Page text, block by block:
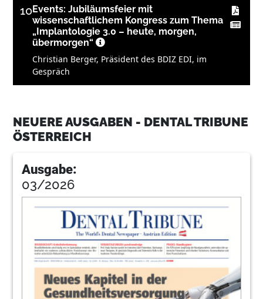
10Events: Jubiläumsfeier mit
wissenschaftlichem Kongress zum Thema
„Implantologie 3.0 – heute, morgen,
übermorgen“
Christian Berger, Präsident des BDIZ EDI, im
Gespräch
13Mehr als nur gesund
14 Industry Report
Redaktion
Reziproke Aufbereitung – Ist die Zeit der
Instrumentenbrüche vorbei?
Dr. Mauro Amato, Universität Basel, Schweiz
Endo News
Redaktion
NEUERE AUSGABEN - DENTAL TRIBUNE
ÖSTERREICH
Ausgabe:
03/2026